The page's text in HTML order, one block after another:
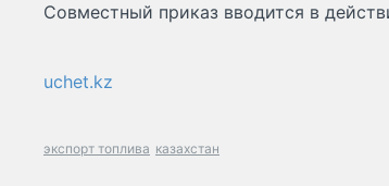
Совместный приказ вводится в
uchet.kz
экспорт топлива казахстан